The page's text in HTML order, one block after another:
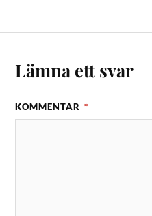
Lämna ett svar
KOMMENTAR *